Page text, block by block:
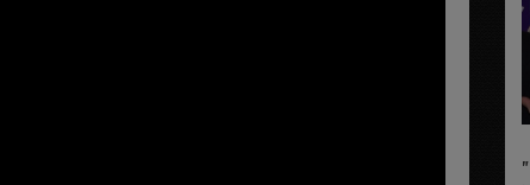
" C'EST UNE BONNE NOUVELLE C'EST DÉJÀ...